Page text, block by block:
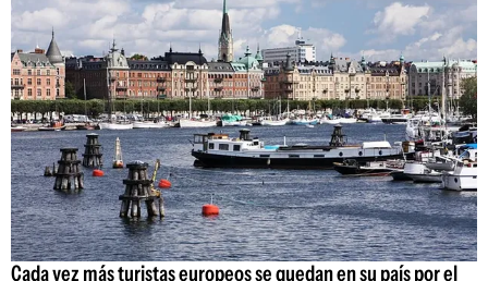
Cada vez más turistas europeos se quedan en su país por el